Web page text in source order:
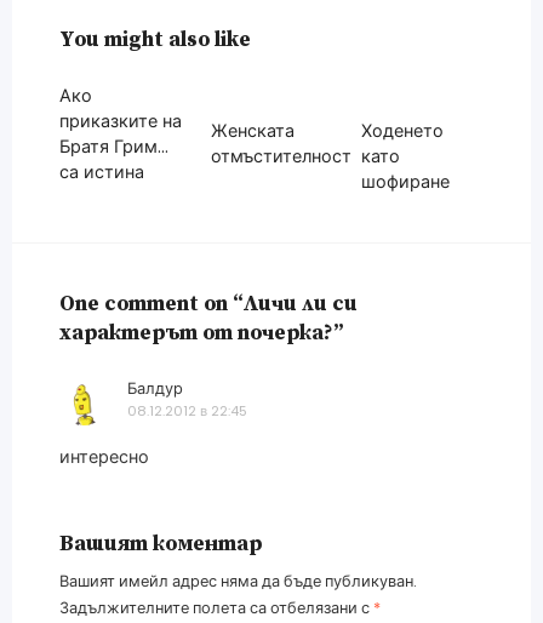
You might also like
Ако
приказките на
Братя Грим…
са истина
Женската
отмъстителност
Ходенето
като
шофиране
One comment on “Личи ли си
характерът от почерка?”
Балдур
08.12.2012 в 22:45
интересно
Вашият коментар
Вашият имейл адрес няма да бъде публикуван.
Задължителните полета са отбелязани с *